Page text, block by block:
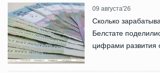
09 августа'26
Сколько
Белстате
цифрами развития